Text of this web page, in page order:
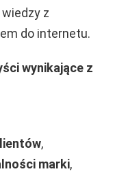
z
do internetu.
wynikające z
,
marki,